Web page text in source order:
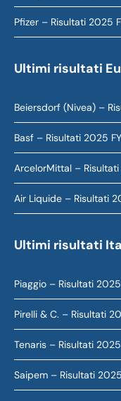
Pfizer – Risultati 2025
Ultimi risultati
Beiersdorf (Nivea) –
Basf – Risultati 2025 FY
ArcelorMittal –
Air Liquide – Risultati
Ultimi risultati
Piaggio – Risultati
Pirelli & C. – Risultati
Tenaris – Risultati
Saipem – Risultati